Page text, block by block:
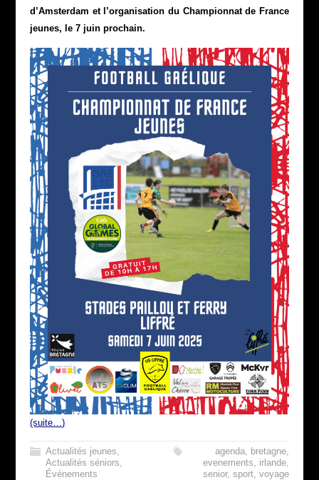
d’Amsterdam et l’organisation du Championnat de France
jeunes, le 7 juin prochain.
(suite…)
Actualités jeunes
Actualités séniors
Événements
agenda, bretagne,
evenements
irlande,
senior, sport, voyage